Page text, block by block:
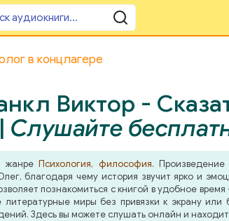
в концлагере
Виктор -
Слушайте
жанреПсихология, философия. Произведение
благодаря чему история звучит ярко и
познакомиться с книгой в удобное
миры без привязки к экрану
Здесь вы можете слушать онлайн и